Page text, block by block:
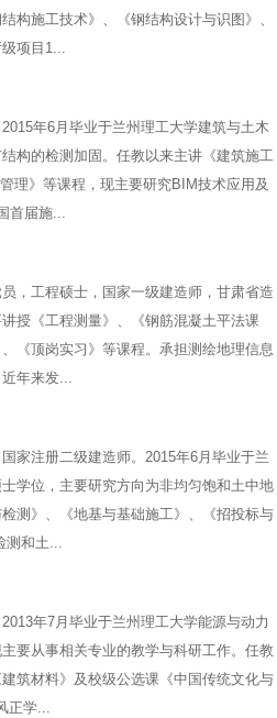
构施工技术》、《钢结构设计与识图》、
项目1...
年6月毕业于兰州理工大学建筑与土木
构的检测加固。任教以来主讲《建筑施工
理》等课程，现主要研究BIM技术应用及
首届施...
工程硕士，国家一级建造师，甘肃省造
授《工程测量》、《钢筋混凝土平法课
《顶岗实习》等课程。承担测绘地理信息
年来发...
注册二级建造师。2015年6月毕业于兰
学位，主要研究方向为非均匀饱和土中地
测》、《地基与基础施工》、《招投标与
测和土...
年7月毕业于兰州理工大学能源与动力
要从事相关专业的教学与科研工作。任教
筑材料》及校级公选课《中国传统文化与
正学...